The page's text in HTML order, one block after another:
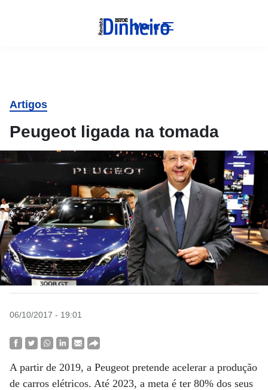
Menu
Artigos
Peugeot ligada na tomada
06/10/2017 - 19:01
A partir de 2019, a Peugeot pretende acelerar a produção
de carros elétricos. Até 2023, a meta é ter 80% dos seus